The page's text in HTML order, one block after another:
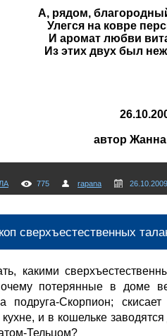
А, рядом,
Улегся на ковре
И аромат любви
Из этих двух был
автор
775 rapana 26.10.2009
сверхъестественных
какими
потерянные в доме
подруга-Скорпион;
и в кошельке
Тельцом?